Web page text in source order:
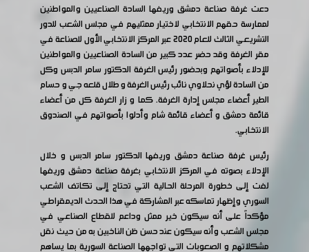
دعت غرفة صناعة دمشق وريفها السادة الصناعيين والمواطنين
لممارسة حقهم الانتخابي لاختيار ممثليهم في مجلس الشعب للدور
التشريعي الثالث للعام 2020 عبر المركز الانتخابي الأول للصناعة في
مقر الغرفة وقد حضر عدد كبير من السادة الصناعيين والمواطنين
للإدلاء بأصواتهم وبحضور رئيس الغرفة الدكتور سامر الدبس وكل
من السادة لؤي نحلاوي نائب رئيس الغرفة و طلال قلعه جي و حسام
الطير أعضاء مجلس إدارة الغرفة. كما و زار الغرفة كل من أعضاء
قائمة دمشق و أعضاء قائمة شام وأدلوا بأصواتهم في الصندوق
الانتخابي.
رئيس غرفة صناعة دمشق وريفها الدكتور سامر الدبس و خلال
الإدلاء بصوته في المركز الانتخابي بغرفة صناعة دمشق وريفها
لفت إلى خطورة المرحلة الحالية التي تحتاج إلى تكاتف الشعب
السوري وإظهار تماسكه عبر المشاركة في هذا الحدث الديمقراطي
مؤكداً على أنه سيكون خير ممثل وداعم للقطاع الصناعي في
مجلس الشعب وأنه سيكون عند حسن ظن الناخبين به من حيث نقل
مشكلاتهم و الصعوبات التي تواجهها الصناعة السورية بما يساهم